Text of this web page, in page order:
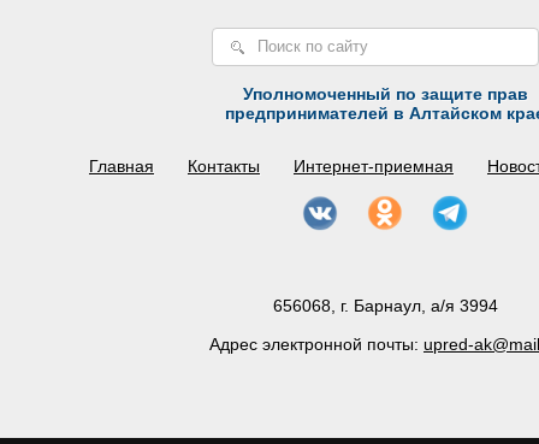
Уполномоченный по защите прав
предпринимателей в Алтайском
Главная Контакты Интернет-приемная
656068, г. Барнаул, а/я 3994
Адрес электронной почты: upred-